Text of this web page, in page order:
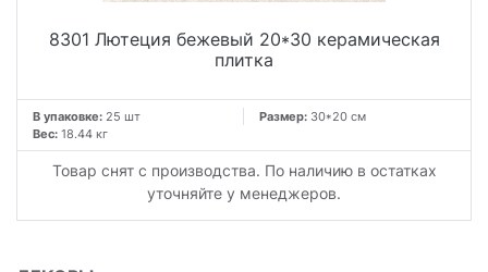
8301 Лютеция бежевый 20*30 керамическая
плитка
В упаковке: 25 шт Размер: 30*20 см
Вес: 18.44 кг
Товар снят с производства. По наличию в остатках
уточняйте у менеджеров.